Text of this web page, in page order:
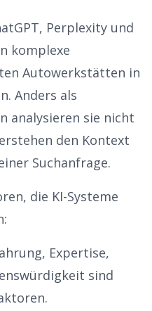
Perplexity und
komplexe
Autowerkstätten in
Anders als
analysieren sie nicht
den Kontext
Suchanfrage.
die KI-Systeme
Expertise,
sind